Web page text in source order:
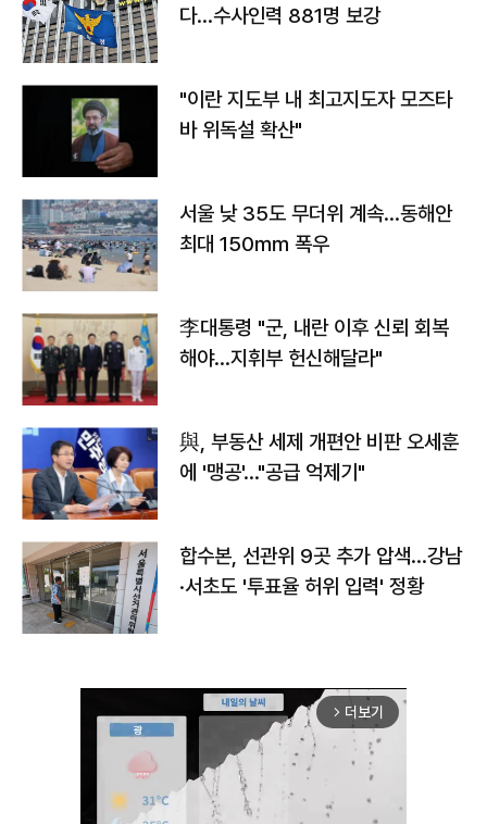
다…수사인력 881명 보강
"이란 지도부 내 최고지도자 모즈타
바 위독설 확산"
서울 낮 35도 무더위 계속…동해안
최대 150㎜ 폭우
李대통령 "군, 내란 이후 신뢰 회복
해야…지휘부 헌신해달라"
與, 부동산 세제 개편안 비판 오세훈
에 '맹공'…"공급 억제기"
합수본, 선관위 9곳 추가 압색…강남
·서초도 '투표율 허위 입력' 정황
arrow_forward_ios 더보기